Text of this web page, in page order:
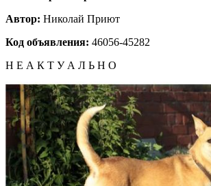
Автор: Николай Приют
Код объявления: 46056-45282
Н Е А К Т У А Л Ь Н О